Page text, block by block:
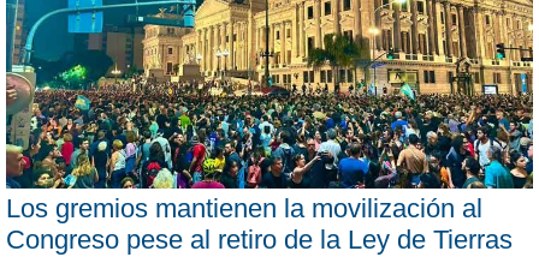
Los gremios mantienen la movilización al
Congreso pese al retiro de la Ley de Tierras